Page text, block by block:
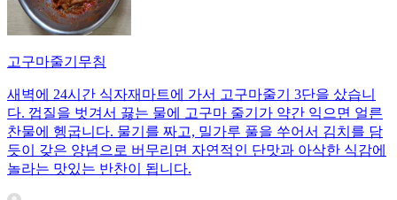
고구마줄기무침
새벽에 24시간 식자재마트에 가서 고구마줄기 3단을 샀습니
다. 껍질을 벗겨서 끓는 물에 고구마 줄기가 약간 익으면 얼른
찬물에 헹굽니다. 물기를 짜고, 밀가루 풀을 쑤어서 김치를 담
듯이 갖은 양념으로 버무리면 자연적인 단맛과 아삭한 식감에
놀라는 맛있는 반찬이 됩니다.